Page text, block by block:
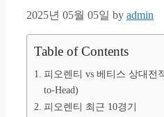
2025년 05월 05일 by admin
Table of Contents
피오렌티 vs 베티스 상대전
to-Head)
피오렌티 최근 10경기